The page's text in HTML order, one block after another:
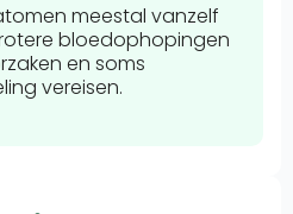
meestal vanzelf
bloedophopingen
en soms
vereisen.